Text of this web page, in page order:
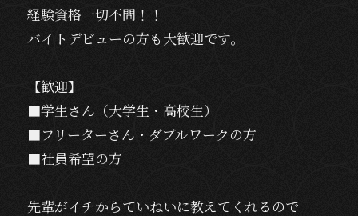
経験資格一切不問！！
バイトデビューの方も大歓迎です。
【歓迎】
■学生さん（大学生・高校生）
■フリーターさん・ダブルワークの方
■社員希望の方
先輩がイチからていねいに教えてくれるので